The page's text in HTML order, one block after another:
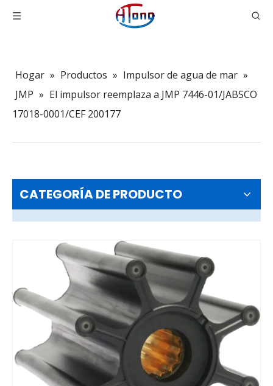
Hogar » Productos » Impulsor de agua de mar »
JMP » El impulsor reemplaza a JMP 7446-01/JABSCO
17018-0001/CEF 200177
CATEGORÍA DE PRODUCTO